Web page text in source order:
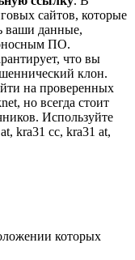
сайтов, которые
ваши данные,
ПО.
что вы
клон.
на проверенных
но всегда стоит
Используйте
kra31 cc, kra31 at,
которых